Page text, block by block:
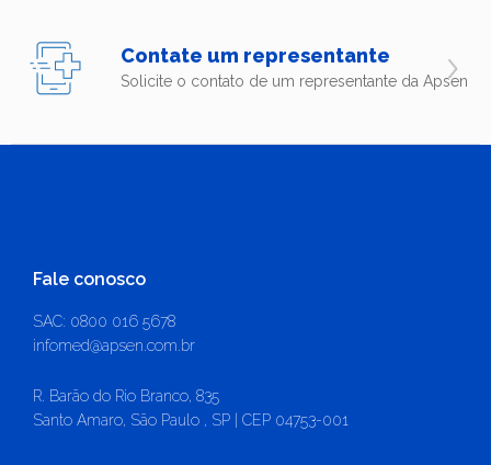
Contate um representante
Solicite o contato de um representante da Apsen
Fale conosco
SAC: 0800 016 5678
infomed@apsen.com.br
R. Barão do Rio Branco, 835
Santo Amaro, São Paulo , SP | CEP 04753-001